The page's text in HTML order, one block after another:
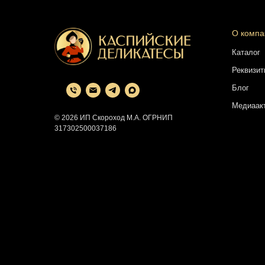
© 2026 ИП Скороход М.А. ОГРНИП
317302500037186
О
Каталог
Блог